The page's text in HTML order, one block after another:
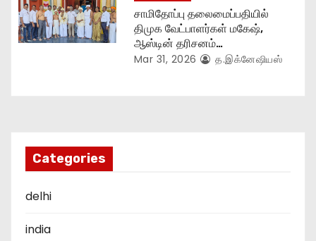
சாமிதோப்பு தலைமைப்பதியில்
திமுக வேட்பாளர்கள் மகேஷ்,
ஆஸ்டின் தரிசனம்…
Mar 31, 2026 த.இக்னேஷியஸ்
Categories
delhi
india